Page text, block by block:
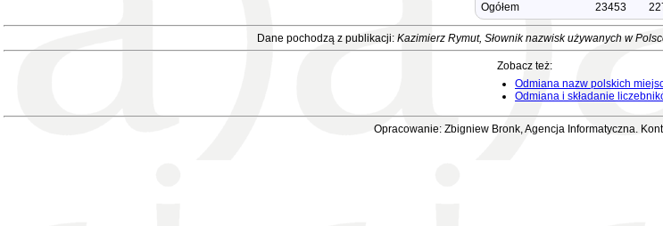
Ogółem
23453
Dane pochodzą z publikacji: Kazimierz Rymut, Słownik nazwisk używanych w
Zobacz też:
Odmiana nazw polskich
Odmiana i składanie
Opracowanie: Zbigniew Bronk, Agencja Informatyczna.